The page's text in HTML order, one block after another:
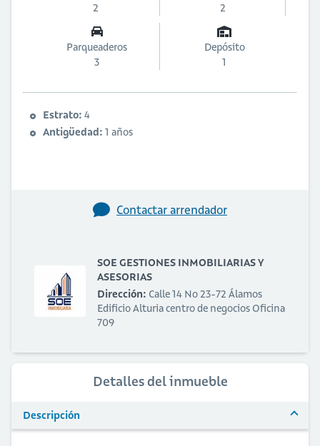
2
2
Parqueaderos
3
Depósito
1
Estrato: 4
Antigüedad: 1 años
Contactar arrendador
SOE GESTIONES INMOBILIARIAS Y
ASESORIAS
Dirección: Calle 14 No 23-72 Álamos
Edificio Alturia centro de negocios Oficina
709
Detalles del inmueble
Descripción